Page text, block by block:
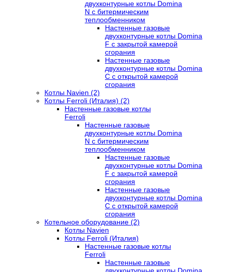
двухконтурные котлы Domina
N с битермическим
теплообменником
Настенные газовые
двухконтурные котлы Domina
F с закрытой камерой
сгорания
Настенные газовые
двухконтурные котлы Domina
C с открытой камерой
сгорания
Котлы Navien (2)
Котлы Ferroli (Италия) (2)
Настенные газовые котлы
Ferroli
Настенные газовые
двухконтурные котлы Domina
N с битермическим
теплообменником
Настенные газовые
двухконтурные котлы Domina
F с закрытой камерой
сгорания
Настенные газовые
двухконтурные котлы Domina
C с открытой камерой
сгорания
Котельное оборудование (2)
Котлы Navien
Котлы Ferroli (Италия)
Настенные газовые котлы
Ferroli
Настенные газовые